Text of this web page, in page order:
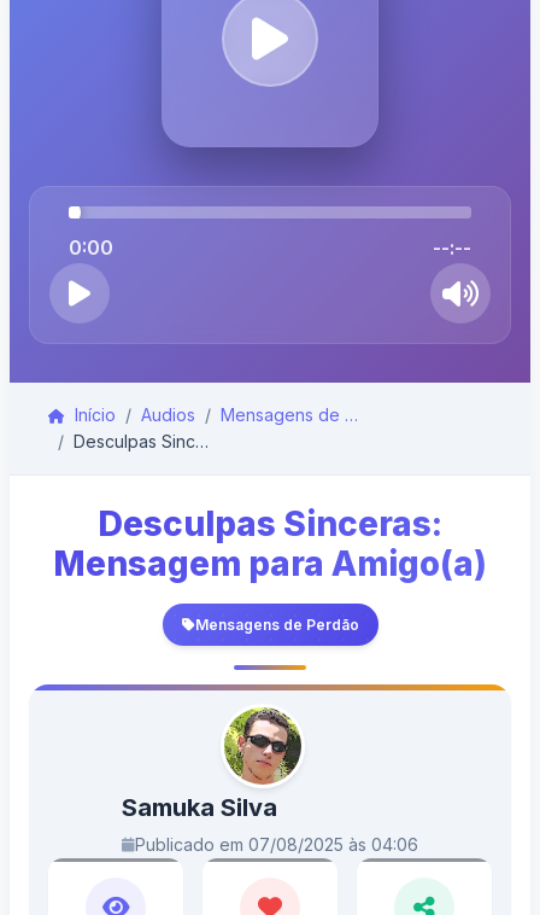
0:00 --:--
Início Audios
Mensagens de Perdão
Desculpas Sinceras: Mensagem para Amigo(a)
Desculpas Sinceras:
Mensagem para Amigo(a)
Mensagens de Perdão
Samuka Silva
Publicado em 07/08/2025 às 04:06